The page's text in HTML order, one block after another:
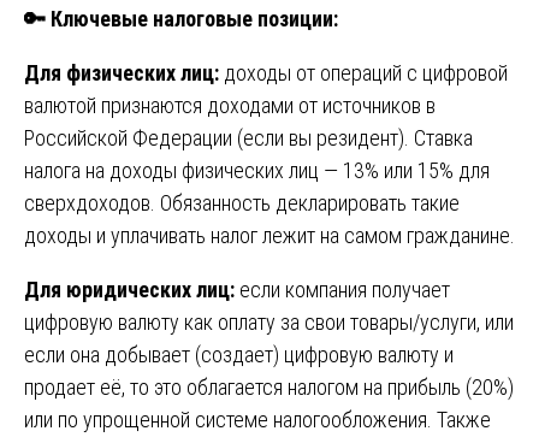
🔑 Ключевые налоговые позиции:
Для физических лиц: доходы от операций с цифровой
валютой признаются доходами от источников в
Российской Федерации (если вы резидент). Ставка
налога на доходы физических лиц — 13% или 15% для
сверхдоходов. Обязанность декларировать такие
доходы и уплачивать налог лежит на самом гражданине.
Для юридических лиц: если компания получает
цифровую валюту как оплату за свои товары/услуги, или
если она добывает (создает) цифровую валюту и
продает её, то это облагается налогом на прибыль (20%)
или по упрощенной системе налогообложения. Также